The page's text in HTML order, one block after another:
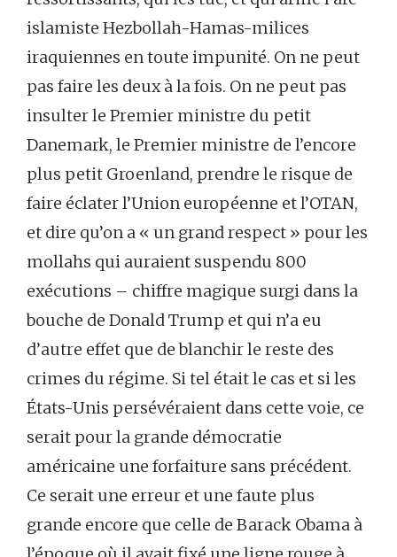
islamiste Hezbollah-Hamas-milices
iraquiennes en toute impunité. On ne peut
pas faire les deux à la fois. On ne peut pas
insulter le Premier ministre du petit
Danemark, le Premier ministre de l’encore
plus petit Groenland, prendre le risque de
faire éclater l’Union européenne et l’OTAN,
et dire qu’on a « un grand respect » pour les
mollahs qui auraient suspendu 800
exécutions – chiffre magique surgi dans la
bouche de Donald Trump et qui n’a eu
d’autre effet que de blanchir le reste des
crimes du régime. Si tel était le cas et si les
États-Unis persévéraient dans cette voie, ce
serait pour la grande démocratie
américaine une forfaiture sans précédent.
Ce serait une erreur et une faute plus
grande encore que celle de Barack Obama à